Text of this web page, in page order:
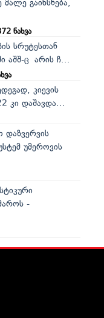
გაიხსნება,
ნახვა
სრუტესთან
აშშ-ც არის ჩ...
კიევის
კი დაშავდა...
უმეროვის
-